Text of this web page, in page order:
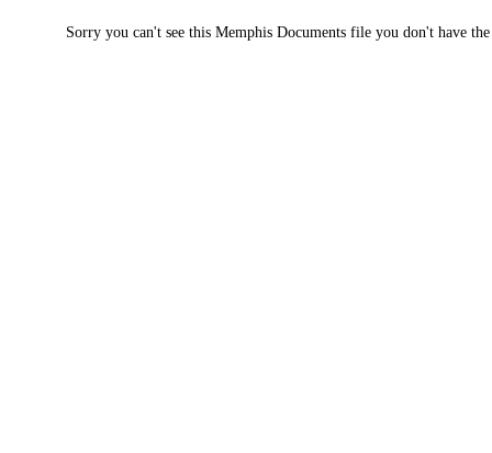
Sorry you can't see this Memphis Documents file you don't have